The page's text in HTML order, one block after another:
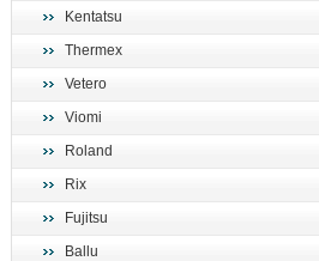
Kentatsu
Thermex
Vetero
Viomi
Roland
Rix
Fujitsu
Ballu